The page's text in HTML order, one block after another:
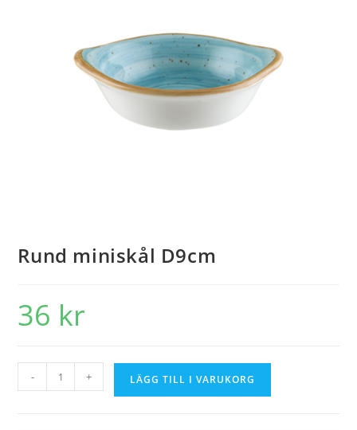
Rund miniskål D9cm
36 kr
- + LÄGG TILL I VARUKORG